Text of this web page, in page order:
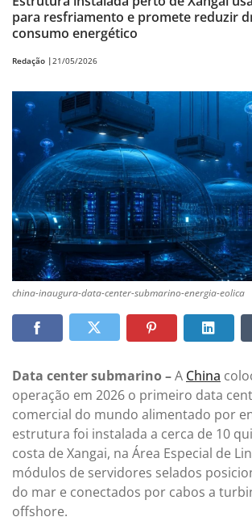
para resfriamento e promete reduzir
consumo energético
Redação |21/05/2026
china-inaugura-data-center-submarino-energia-eolica
Data center submarino –A China
operação em 2026 o primeiro data
comercial do mundo alimentado por
estrutura foi instalada a cerca de 10
costa de Xangai, na Área Especial de
módulos de servidores selados
do mar e conectados por cabos a
offshore.